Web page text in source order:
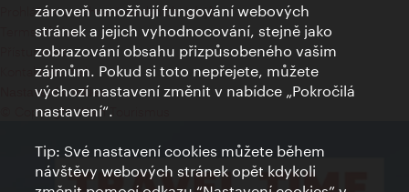
Prohlášení o ochraně osobních údajů
Terms of Use
Přístupnost
Kontakt pro tisk
Nastavení cookies
© Copyright Wien Tourismus
zároveň umožňují fungování webových
stránek a jejich vyhodnocování, stejně jako
zobrazování obsahu přizpůsobeného vašim
zájmům. Pokud si toto nepřejete, můžete
výchozí nastavení změnit v nabídce „Pokročilá
nastavení“.
Tip: Své nastavení cookies můžete během
návštěvy webových stránek opět kdykoli